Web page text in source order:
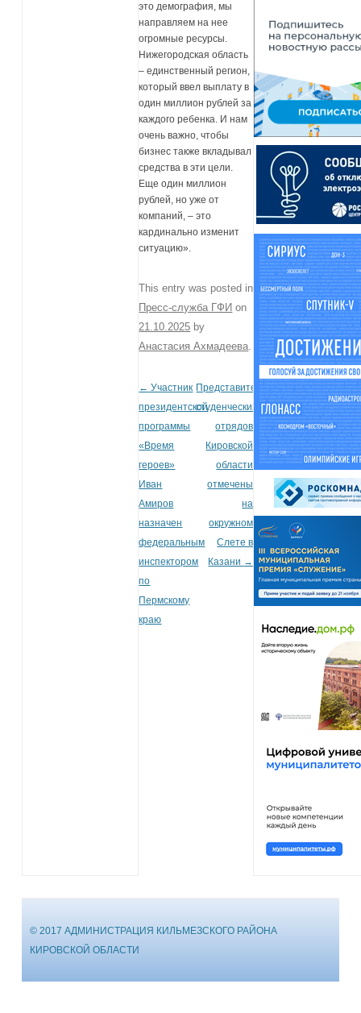
это демография, мы
направляем на нее
огромные ресурсы.
Нижегородская область
– единственный регион,
который ввел выплату в
один миллион рублей за
каждого ребенка. И нам
очень важно, чтобы
бизнес также вкладывал
средства в эти цели.
Еще один миллион
рублей, но уже от
компаний, – это
кардинально изменит
ситуацию».
This entry was posted in
Пресс-служба ГФИ on
21.10.2025 by
Анастасия Ахмадеева
Post navigation
← Участник
президентской
программы
«Время
героев»
Иван
Амиров
назначен
федеральным
инспектором
по
Пермскому
краю
Представители
студенческих
отрядов
Кировской
области
отмечены
на
окружном
Слете в
Казани →
© 2017 АДМИНИСТРАЦИЯ КИЛЬМЕЗСКОГО РАЙОНА
КИРОВСКОЙ ОБЛАСТИ